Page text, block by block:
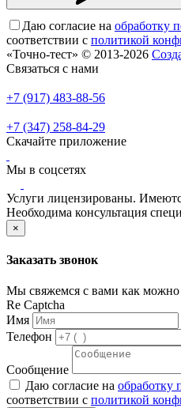
Даю согласие на обработку
соответствии с политикой
«Точно-тест» © 2013-2026
Связаться с нами
+7 (917) 483-88-56
+7 (347) 258-84-29
Скачайте приложение
Мы в соцсетях
Услуги лицензированы.
Необходима консультация
×
Заказать звонок
Мы свяжемся с вами как можно
Re Captcha
Имя
Телефон
Сообщение
Даю согласие на обработку
соответствии с политикой